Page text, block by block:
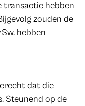
transactie hebben
zouden de
Sw. hebben
dat die
Steunend op de